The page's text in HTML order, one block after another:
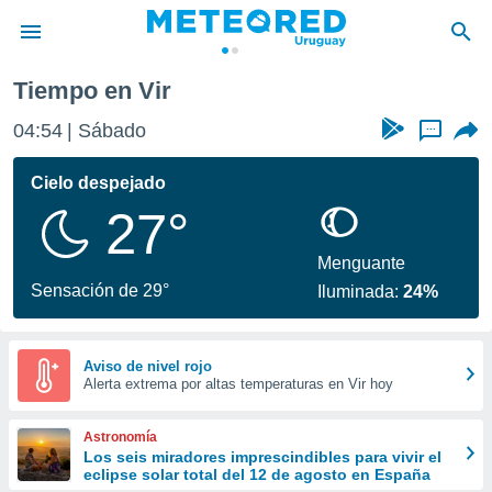
de
ha
calidad.
a este
las
y
forma
digital
basada
Tiempo en Vir
04:54 Sábado ...
Cielo despejado
27°
Sensación de 29°
Menguante
Iluminada:24%
Aviso de nivel rojo
Alerta extrema por altas temperaturas en Vir hoy
Astronomía
Los seis miradores imprescindibles para vivir el
eclipse solar total del 12 de agosto en España